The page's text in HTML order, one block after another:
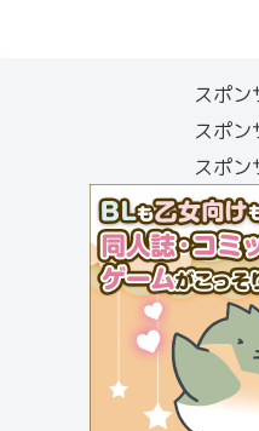
スポン
スポン
スポン